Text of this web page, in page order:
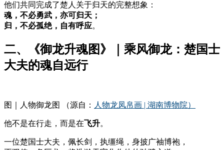
他们共同完成了楚人关于归天的完整想象：
魂，不必勇武，亦可归天；
归，不必孤绝，自有呼应。
二、《御龙升魂图》｜乘风御龙：楚国士
大夫的魂自远行
图｜人物御龙图 （源自： 人物龙凤帛画 | 湖南博物院）
他不是在行走，而是在飞升。
一位楚国士大夫，佩长剑，执缰绳，身披广袖博袍，